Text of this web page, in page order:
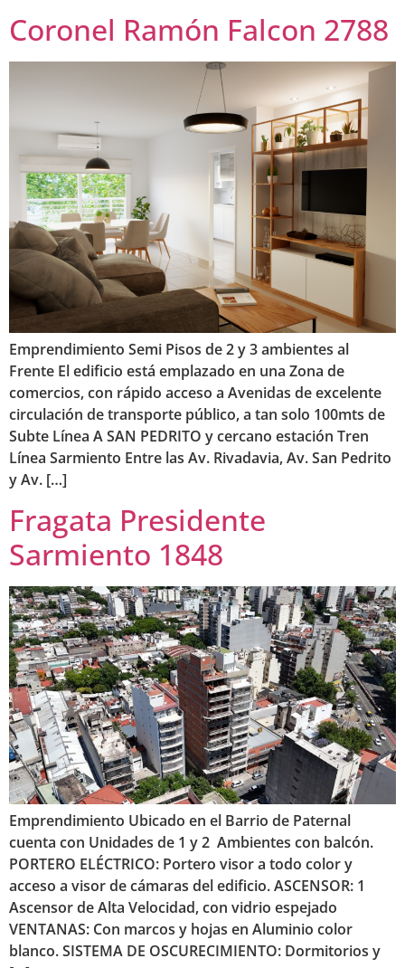
Coronel Ramón Falcon 2788
Emprendimiento Semi Pisos de 2 y 3 ambientes al
Frente El edificio está emplazado en una Zona de
comercios, con rápido acceso a Avenidas de excelente
circulación de transporte público, a tan solo 100mts de
Subte Línea A SAN PEDRITO y cercano estación Tren
Línea Sarmiento Entre las Av. Rivadavia, Av. San Pedrito
y Av. […]
Fragata Presidente
Sarmiento 1848
Emprendimiento Ubicado en el Barrio de Paternal
cuenta con Unidades de 1 y 2 Ambientes con balcón.
PORTERO ELÉCTRICO: Portero visor a todo color y
acceso a visor de cámaras del edificio. ASCENSOR: 1
Ascensor de Alta Velocidad, con vidrio espejado
VENTANAS: Con marcos y hojas en Aluminio color
blanco. SISTEMA DE OSCURECIMIENTO: Dormitorios y